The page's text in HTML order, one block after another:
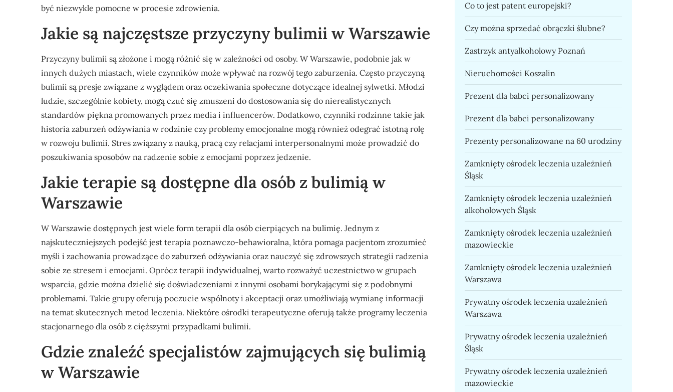
być niezwykle pomocne w procesie zdrowienia.
Jakie są najczęstsze przyczyny bulimii w Warszawie
Przyczyny bulimii są złożone i mogą różnić się w zależności od osoby. W Warszawie, podobnie jak w
innych dużych miastach, wiele czynników może wpływać na rozwój tego zaburzenia. Często przyczyną
bulimii są presje związane z wyglądem oraz oczekiwania społeczne dotyczące idealnej sylwetki. Młodzi
ludzie, szczególnie kobiety, mogą czuć się zmuszeni do dostosowania się do nierealistycznych
standardów piękna promowanych przez media i influencerów. Dodatkowo, czynniki rodzinne takie jak
historia zaburzeń odżywiania w rodzinie czy problemy emocjonalne mogą również odegrać istotną rolę
w rozwoju bulimii. Stres związany z nauką, pracą czy relacjami interpersonalnymi może prowadzić do
poszukiwania sposobów na radzenie sobie z emocjami poprzez jedzenie.
Jakie terapie są dostępne dla osób z bulimią w
Warszawie
W Warszawie dostępnych jest wiele form terapii dla osób cierpiących na bulimię. Jednym z
najskuteczniejszych podejść jest terapia poznawczo-behawioralna, która pomaga pacjentom zrozumieć
myśli i zachowania prowadzące do zaburzeń odżywiania oraz nauczyć się zdrowszych strategii radzenia
sobie ze stresem i emocjami. Oprócz terapii indywidualnej, warto rozważyć uczestnictwo w grupach
wsparcia, gdzie można dzielić się doświadczeniami z innymi osobami borykającymi się z podobnymi
problemami. Takie grupy oferują poczucie wspólnoty i akceptacji oraz umożliwiają wymianę informacji
na temat skutecznych metod leczenia. Niektóre ośrodki terapeutyczne oferują także programy leczenia
stacjonarnego dla osób z cięższymi przypadkami bulimii.
Gdzie znaleźć specjalistów zajmujących się bulimią
w Warszawie
Co to jest patent europejski?
Czy można sprzedać obrączki ślubne?
Zastrzyk antyalkoholowy Poznań
Nieruchomości Koszalin
Prezent dla babci personalizowany
Prezent dla babci personalizowany
Prezenty personalizowane na 60 urodziny
Zamknięty ośrodek leczenia uzależnień
Śląsk
Zamknięty ośrodek leczenia uzależnień
alkoholowych Śląsk
Zamknięty ośrodek leczenia uzależnień
mazowieckie
Zamknięty ośrodek leczenia uzależnień
Warszawa
Prywatny ośrodek leczenia uzależnień
Warszawa
Prywatny ośrodek leczenia uzależnień
Śląsk
Prywatny ośrodek leczenia uzależnień
mazowieckie